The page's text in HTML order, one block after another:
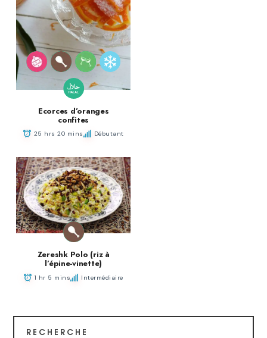
Ecorces d’oranges
confites
25 hrs 20 mins Débutant
Zereshk Polo (riz à
l’épine-vinette)
1 hr 5 mins Intermédiaire
RECHERCHE